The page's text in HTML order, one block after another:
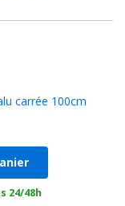
inclut également
construire des
accessoires.
solidité et légèreté
carrée 100cm
24/48h